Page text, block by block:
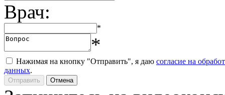
Врач:
*
*
Нажимая на кнопку "Отправить", я даю согласие на
данных.